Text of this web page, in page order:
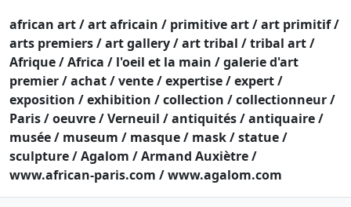
african art / art africain / primitive art / art primitif /
arts premiers / art gallery / art tribal / tribal art /
Afrique / Africa / l'oeil et la main / galerie d'art
premier / achat / vente / expertise / expert /
exposition / exhibition / collection / collectionneur /
Paris / oeuvre / Verneuil / antiquités / antiquaire /
musée / museum / masque / mask / statue /
sculpture / Agalom / Armand Auxiètre /
www.african-paris.com / www.agalom.com